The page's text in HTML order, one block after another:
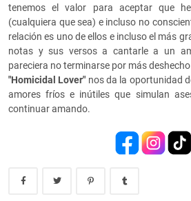
tenemos el valor para aceptar que
(cualquiera que sea) e incluso no
relación es uno de ellos e incluso el más
notas y sus versos a cantarle a un
pareciera no terminarse por más
"Homicidal Lover" nos da la oportunidad
amores fríos e inútiles que simulan
continuar amando.